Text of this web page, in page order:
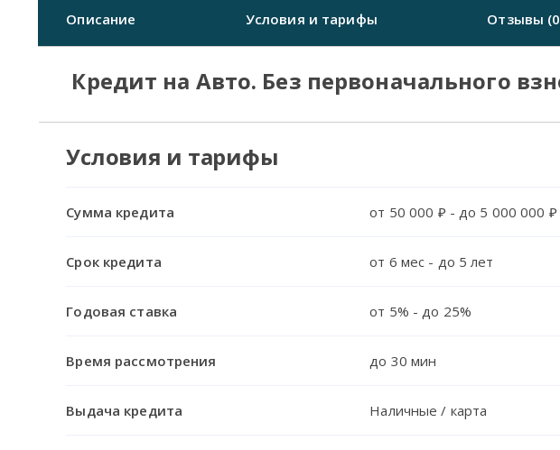
Описание Условия и тарифы Отзывы
Кредит на Авто. Без первоначального
Условия и тарифы
Сумма кредита от 50 000 ₽ - до 5 000 000 ₽
Срок кредита от 6 мес - до 5 лет
Годовая ставка от 5% - до 25%
Время рассмотрения до 30 мин
Выдача кредита Наличные / карта